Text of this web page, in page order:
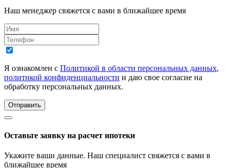
Наш менеджер свяжется с вами в ближайшее время
Я ознакомлен с Политикой в области персональных данных,
политикой конфиденциальности и даю свое согласие на
обработку персональных данных.
Отправить
Оставьте заявку на расчет ипотеки
Укажите ваши данные. Наш специалист свяжется с вами в
ближайшее время